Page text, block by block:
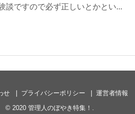
談ですので必ず正しいとかとい...
せ プライバシーポリシー
運営者情報
© 2020 管理人のぼやき特集！